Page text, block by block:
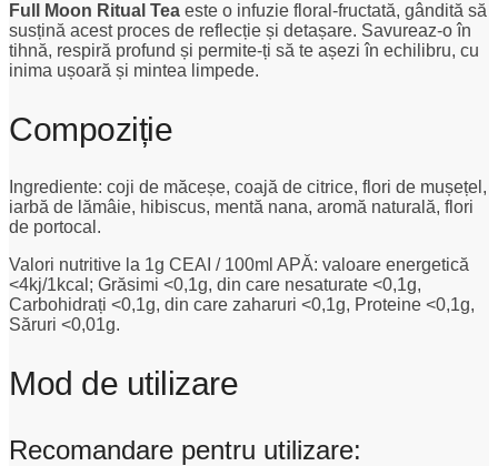
Full Moon Ritual Tea este o infuzie floral-fructată, gândită să
susțină acest proces de reflecție și detașare. Savureaz-o în
tihnă, respiră profund și permite-ți să te așezi în echilibru, cu
inima ușoară și mintea limpede.
Compoziție
Ingrediente: coji de măceșe, coajă de citrice, flori de mușețel,
iarbă de lămâie, hibiscus, mentă nana, aromă naturală, flori
de portocal.
Valori nutritive la 1g CEAI / 100ml APĂ: valoare energetică
<4kj/1kcal; Grăsimi <0,1g, din care nesaturate <0,1g,
Carbohidrați <0,1g, din care zaharuri <0,1g, Proteine <0,1g,
Săruri <0,01g.
Mod de utilizare
Recomandare pentru utilizare: